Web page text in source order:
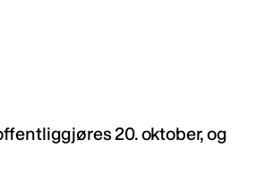
20. oktober, og